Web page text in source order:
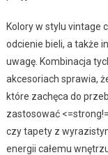
Kolory w stylu vintage
odcienie bieli, a także
uwagę. Kombinacja
akcesoriach sprawia,
które zachęca do
zastosować
czy tapety z
energii całemu